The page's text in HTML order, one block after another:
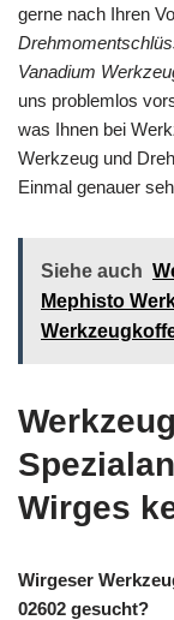
gerne nach Ihren
Vanadium
uns problemlos
was Ihnen bei
Werkzeug und
Einmal genauer
Siehe auch
Mephisto
Wirges
Wirgeser
02602 gesucht?